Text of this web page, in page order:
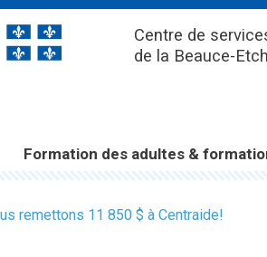
Centre de
de la Beauce-
Formation des adultes &
remettons 11 850 $ à Centraide!